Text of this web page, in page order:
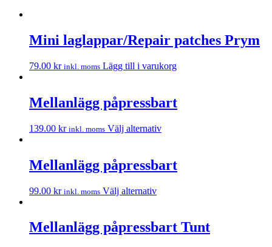
Mini laglappar/Repair patches Prym
79.00 kr inkl. moms Lägg till i varukorg
Mellanlägg påpressbart
139.00 kr inkl. moms Välj alternativ
Mellanlägg påpressbart
99.00 kr inkl. moms Välj alternativ
Mellanlägg påpressbart Tunt